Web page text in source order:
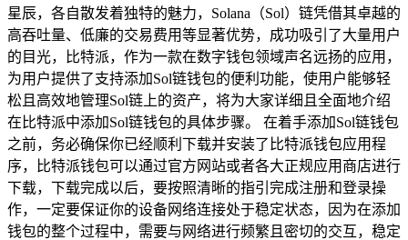
星辰，各自散发着独特的魅力，Solana（Sol）链凭借其卓越的
高吞吐量、低廉的交易费用等显著优势，成功吸引了大量用户
的目光，比特派，作为一款在数字钱包领域声名远扬的应用，
为用户提供了支持添加Sol链钱包的便利功能，使用户能够轻
松且高效地管理Sol链上的资产，将为大家详细且全面地介绍
在比特派中添加Sol链钱包的具体步骤。 在着手添加Sol链钱包
之前，务必确保你已经顺利下载并安装了比特派钱包应用程
序，比特派钱包可以通过官方网站或者各大正规应用商店进行
下载，下载完成以后，要按照清晰的指引完成注册和登录操
作，一定要保证你的设备网络连接处于稳定状态，因为在添加
钱包的整个过程中，需要与网络进行频繁且密切的交互，稳定